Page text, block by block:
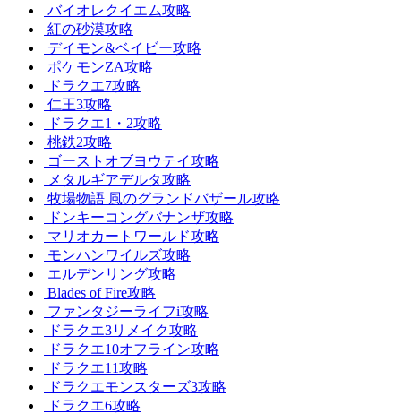
バイオレクイエム攻略
紅の砂漠攻略
デイモン&ベイビー攻略
ポケモンZA攻略
ドラクエ7攻略
仁王3攻略
ドラクエ1・2攻略
桃鉄2攻略
ゴーストオブヨウテイ攻略
メタルギアデルタ攻略
牧場物語 風のグランドバザール攻略
ドンキーコングバナンザ攻略
マリオカートワールド攻略
モンハンワイルズ攻略
エルデンリング攻略
Blades of Fire攻略
ファンタジーライフi攻略
ドラクエ3リメイク攻略
ドラクエ10オフライン攻略
ドラクエ11攻略
ドラクエモンスターズ3攻略
ドラクエ6攻略